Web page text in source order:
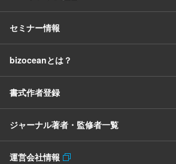
セミナー情報
bizoceanとは？
書式作者登録
ジャーナル著者・監修者一覧
運営会社情報